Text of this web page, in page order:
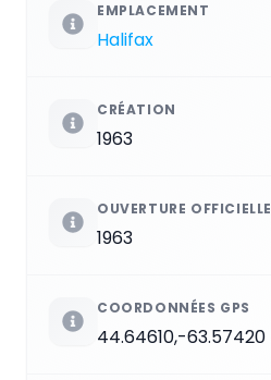
EMPLACEMENT
Halifax
CRÉATION
1963
OUVERTURE OFFICIELLE
1963
COORDONNÉES GPS
44.64610,-63.57420